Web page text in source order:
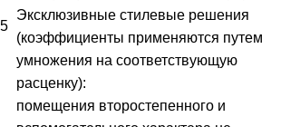
5
Эксклюзивные стилевые решения
(коэффициенты применяются путем
умножения на соответствующую
расценку):
помещения второстепенного и